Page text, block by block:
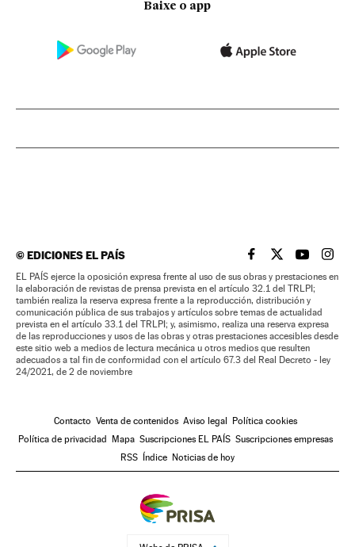
Baixe o app
©EDICIONES EL PAÍS EL PAÍS BRASIL EN
EL PAÍSEL PAÍS
EL
EL PAÍS ejerce la oposición expresa frente al uso de sus obras y prestaciones en
la elaboración de revistas de prensa prevista en el artículo 32.1 del TRLPI;
también realiza la reserva expresa frente a la reproducción, distribución y
comunicación pública de sus trabajos y artículos sobre temas de actualidad
prevista en el artículo 33.1 del TRLPI; y, asimismo, realiza una reserva expresa
de las reproducciones y usos de las obras y otras prestaciones accesibles desde
este sitio web a medios de lectura mecánica u otros medios que resulten
adecuados a tal fin de conformidad con el artículo 67.3 del Real Decreto - ley
24/2021, de 2 de noviembre
Contacto Venta de contenidos Aviso legal Política cookies
Política de privacidad Mapa Suscripciones EL PAÍS Suscripciones empresas
RSS Índice Noticias de hoy